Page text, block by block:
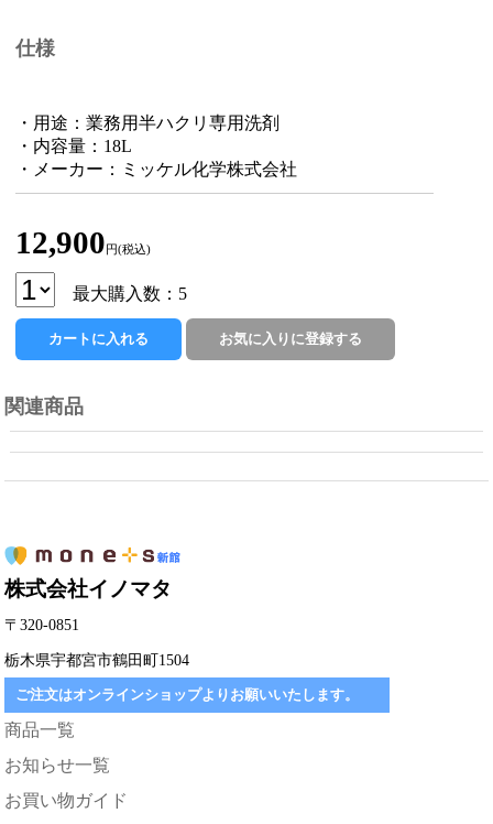
仕様
・用途：業務用半ハクリ専用洗剤
・内容量：18L
・メーカー：ミッケル化学株式会社
12,900 円(税込)
最大購入数：5
関連商品
株式会社イノマタ
〒320-0851
栃木県宇都宮市鶴田町1504
ご注文はオンラインショップよりお願いいたします。
商品一覧
お知らせ一覧
お買い物ガイド